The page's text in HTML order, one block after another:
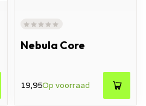
Nebula Core
19,95Op voorraad